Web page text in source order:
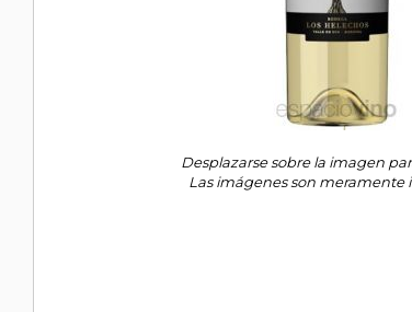
Desplazarse sobre la imagen
Las imágenes son meramente